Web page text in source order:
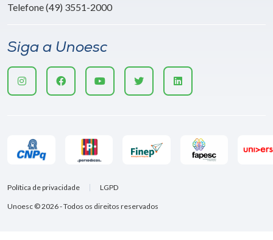
Telefone (49) 3551-2000
Siga a Unoesc
Unoesc © 2026 - Todos os direitos reservados
Política de privacidade LGPD